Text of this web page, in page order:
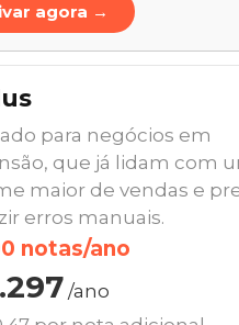
agora →
para negócios em
que já lidam com
maior de vendas e
erros manuais.
notas/ano
/ano